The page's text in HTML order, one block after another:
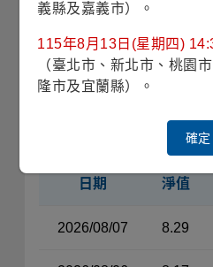
收藏
申購請洽銷售機構
日期 淨值
2026/08/07 8.29
義縣及嘉義市）。
115年8月13日(星期四)
（臺北市、新北市、桃園
隆市及宜蘭縣）。
確定